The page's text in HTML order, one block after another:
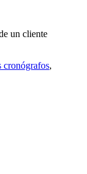
un cliente
cronógrafos,